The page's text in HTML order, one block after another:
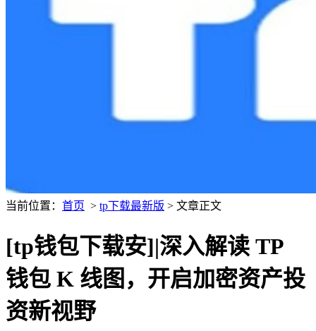
当前位置： 首页 > tp下载最新版 > 文章正文
[tp钱包下载安]|深入解读 TP
钱包 K 线图，开启加密资产投
资新视野